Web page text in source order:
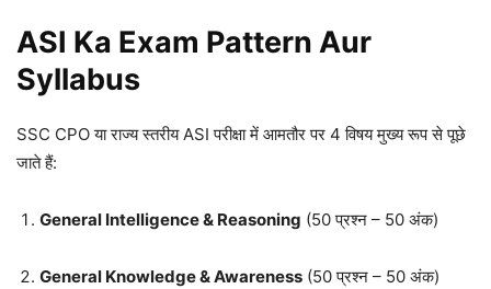
ASI Ka Exam Pattern Aur
Syllabus
SSC CPO या राज्य स्तरीय ASI परीक्षा में आमतौर पर 4 विषय मुख्य रूप से पूछे
जाते हैं:
General Intelligence & Reasoning (50 प्रश्न – 50 अंक)
General Knowledge & Awareness (50 प्रश्न – 50 अंक)